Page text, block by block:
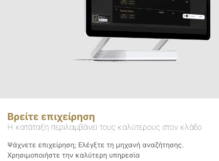
Βρείτε επιχείρηση
Η κατάταξη περιλαμβάνει τους καλύτερους στον κλάδο
Ψάχνετε επιχείρηση; Ελέγξτε τη μηχανή αναζήτησης.
Χρησιμοποιήστε την καλύτερη υπηρεσία